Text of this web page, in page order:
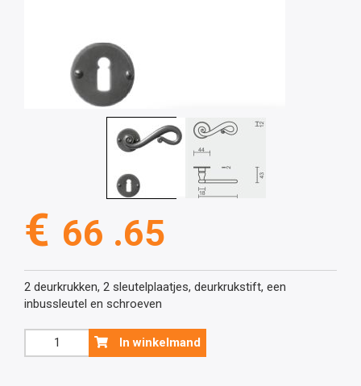
€ 66 .65
2 deurkrukken, 2 sleutelplaatjes, deurkrukstift, een
inbussleutel en schroeven
deurklink
In winkelmand